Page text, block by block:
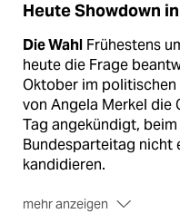
Heute Showdown
Die Wahl Frühestens
heute die Frage
Oktober im politischen
von Angela Merkel die
Tag angekündigt,
Bundesparteitag nicht
kandidieren.
mehr anzeigen